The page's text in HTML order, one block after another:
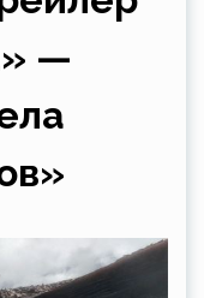
—